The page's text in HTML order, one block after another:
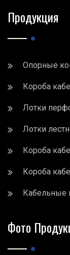
Продукция
Опорные
Короба
Лотки
Лотки
Короба
Короба
Кабельные
Фото